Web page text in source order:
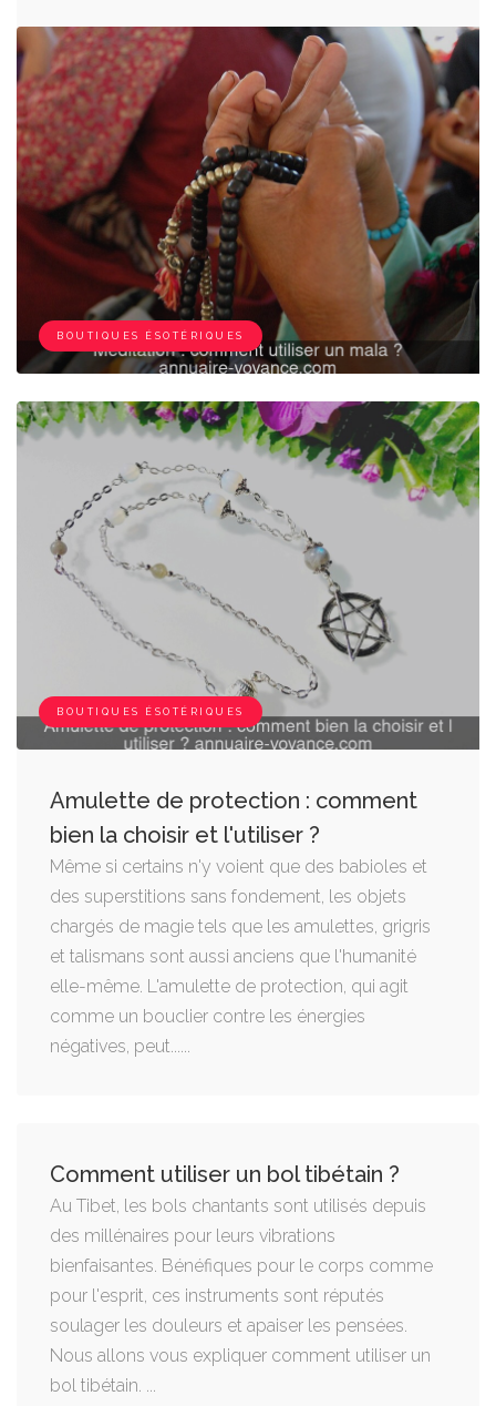
BOUTIQUES ÉSOTÉRIQUES
BOUTIQUES ÉSOTÉRIQUES
Amulette de protection : comment
bien la choisir et l'utiliser ?
Même si certains n'y voient que des babioles et
des superstitions sans fondement, les objets
chargés de magie tels que les amulettes, grigris
et talismans sont aussi anciens que l'humanité
elle-même. L'amulette de protection, qui agit
comme un bouclier contre les énergies
négatives, peut......
Comment utiliser un bol tibétain ?
Au Tibet, les bols chantants sont utilisés depuis
des millénaires pour leurs vibrations
bienfaisantes. Bénéfiques pour le corps comme
pour l'esprit, ces instruments sont réputés
soulager les douleurs et apaiser les pensées.
Nous allons vous expliquer comment utiliser un
bol tibétain. ...